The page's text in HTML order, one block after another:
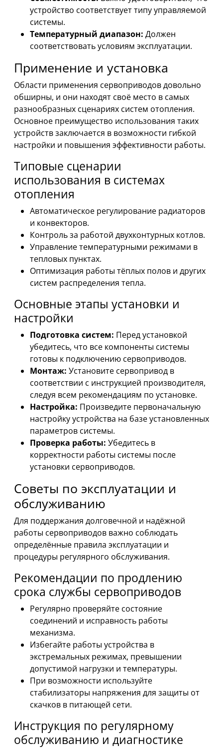
устройство соответствует типу управляемой
системы.
Температурный диапазон: Должен
соответствовать условиям эксплуатации.
Применение и установка
Области применения сервоприводов довольно
обширны, и они находят своё место в самых
разнообразных сценариях систем отопления.
Основное преимущество использования таких
устройств заключается в возможности гибкой
настройки и повышения эффективности работы.
Типовые сценарии
использования в системах
отопления
Автоматическое регулирование радиаторов
и конвекторов.
Контроль за работой двухконтурных котлов.
Управление температурными режимами в
тепловых пунктах.
Оптимизация работы тёплых полов и других
систем распределения тепла.
Основные этапы установки и
настройки
Подготовка систем: Перед установкой
убедитесь, что все компоненты системы
готовы к подключению сервоприводов.
Монтаж: Установите сервопривод в
соответствии с инструкцией производителя,
следуя всем рекомендациям по установке.
Настройка: Произведите первоначальную
настройку устройства на базе установленных
параметров системы.
Проверка работы: Убедитесь в
корректности работы системы после
установки сервоприводов.
Советы по эксплуатации и
обслуживанию
Для поддержания долговечной и надёжной
работы сервоприводов важно соблюдать
определённые правила эксплуатации и
процедуры регулярного обслуживания.
Рекомендации по продлению
срока службы сервоприводов
Регулярно проверяйте состояние
соединений и исправность работы
механизма.
Избегайте работы устройства в
экстремальных режимах, превышении
допустимой нагрузки и температуры.
При возможности используйте
стабилизаторы напряжения для защиты от
скачков в питающей сети.
Инструкция по регулярному
обслуживанию и диагностике